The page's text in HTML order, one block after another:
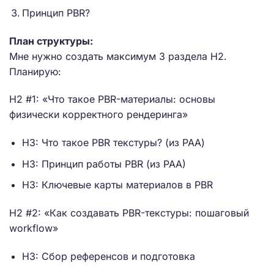
Принцип PBR?
План структуры:
Мне нужно создать максимум 3 раздела H2.
Планирую:
H2 #1: «Что такое PBR-материалы: основы
физически корректного рендеринга»
H3: Что такое PBR текстуры? (из PAA)
H3: Принцип работы PBR (из PAA)
H3: Ключевые карты материалов в PBR
H2 #2: «Как создавать PBR-текстуры: пошаговый
workflow»
H3: Сбор референсов и подготовка